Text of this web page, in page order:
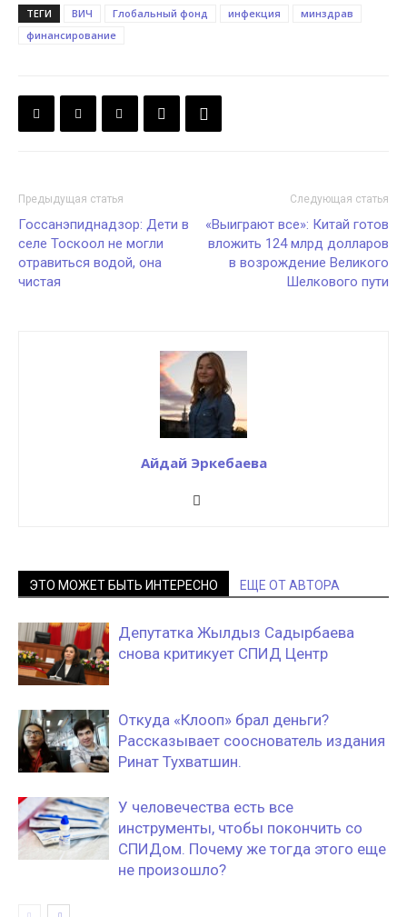
ТЕГИ ВИЧ Глобальный фонд инфекция
минздрав
финансирование
Предыдущая статья
Госсанэпиднадзор: Дети в
селе Тоскоол не могли
отравиться водой, она
чистая
Следующая статья
«Выиграют все»: Китай готов
вложить 124 млрд долларов
в возрождение Великого
Шелкового пути
Айдай Эркебаева
ЭТО МОЖЕТ БЫТЬ ИНТЕРЕСНО ЕЩЕ ОТ АВТОРА
Депутатка Жылдыз Садырбаева
снова критикует СПИД Центр
Откуда «Клооп» брал деньги?
Рассказывает сооснователь издания
Ринат Тухватшин.
У человечества есть все
инструменты, чтобы покончить со
СПИДом. Почему же тогда этого еще
не произошло?